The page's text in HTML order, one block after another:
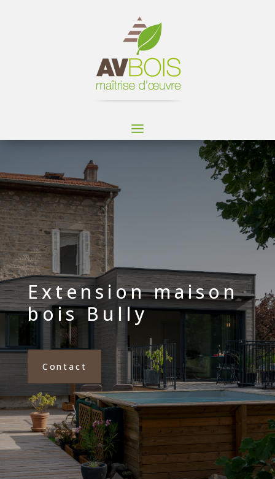
Extension maison
bois Bully
Contact